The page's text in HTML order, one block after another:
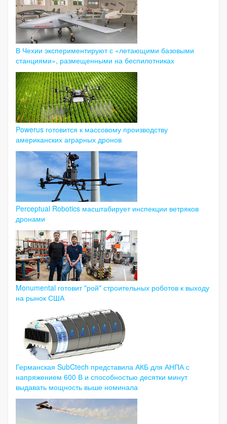
В Чехии экспериментируют с «летающими базовыми
станциями», размещенными на беспилотниках
Powerus готовится к массовому производству
американских аграрных дронов
Perceptual Robotics масштабирует инспекции ветряков
дронами
Monumental готовит "рой" строительных роботов к выходу
на рынок США
Германская SubCtech представила АКБ для АНПА с
напряжением 600 В и способностью десятки минут
выдавать мощность выше номинала